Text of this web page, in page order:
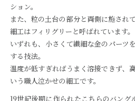
ション。
また、粒の土台の部分と両側に施され
細工はフィリグリーと呼ばれています。
いずれも、小さくて繊細な金のパーツ
する技法。
温度が低すぎればうまく溶接できず、
いう職人泣かせの細
19世紀後期に作られたこちらのバング